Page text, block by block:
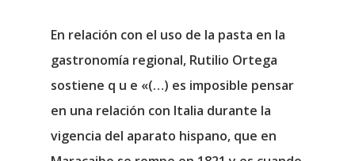
En relación con el uso de la pasta en la
gastronomía regional, Rutilio Ortega
sostiene q u e «(…) es imposible pensar
en una relación con Italia durante la
vigencia del aparato hispano, que en